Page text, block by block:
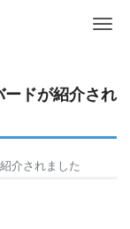
ドが紹介され
介されました